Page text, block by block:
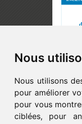
Nous
Nous utilisons
pour améliorer
pour vous
ciblées, pour